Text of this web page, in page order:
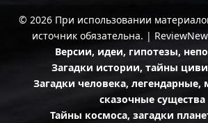
© 2026 При использовании
источник обязательна. |
Версии, идеи, гипотезы,
Загадки истории, тайны
Загадки человека, легендарные,
сказочные существа
Тайны космоса, загадки